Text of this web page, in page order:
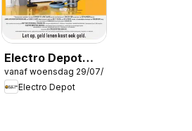
Electro Depot
Folder
vanaf woensdag 29/07/2026
Electro Depot